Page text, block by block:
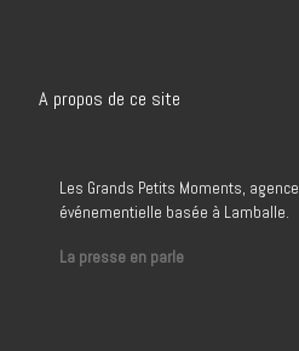
A propos de ce site
Les Grands Petits Moments, agence
événementielle basée à Lamballe.
La presse en parle